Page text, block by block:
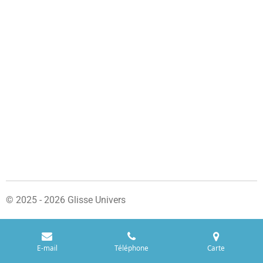
© 2025 - 2026 Glisse Univers
E-mail Téléphone Carte